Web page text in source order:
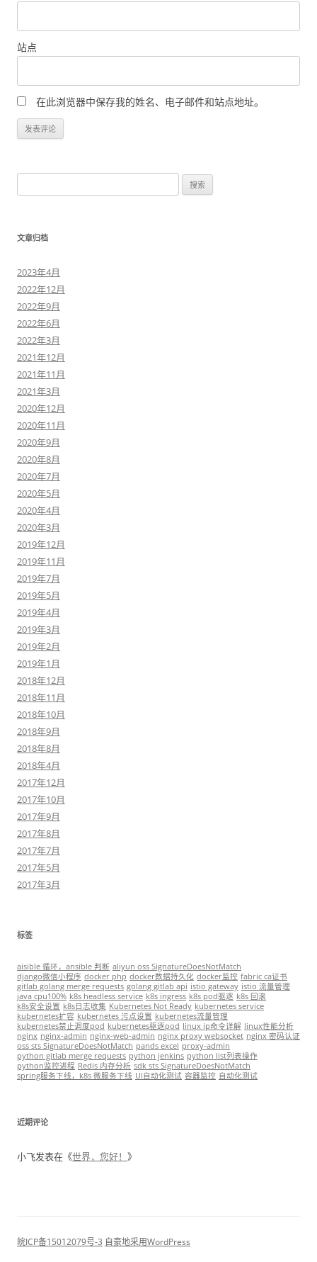
站点
在此浏览器中保存我的姓名、电子邮件和站点地址。
索
文章归档
2023年4月
2022年12月
2022年9月
2022年6月
2022年3月
2021年12月
2021年11月
2021年3月
2020年12月
2020年11月
2020年9月
2020年8月
2020年7月
2020年5月
2020年4月
2020年3月
2019年12月
2019年11月
2019年7月
2019年5月
2019年4月
2019年3月
2019年2月
2019年1月
2018年12月
2018年11月
2018年10月
2018年9月
2018年8月
2018年4月
2017年12月
2017年10月
2017年9月
2017年8月
2017年7月
2017年5月
2017年3月
标签
aisible 循环，ansible 判断 aliyun oss SignatureDoesNotMatch
django微信小程序 docker php docker数据持久化 docker监控 fabric ca证书
gitlab golang merge requests golang gitlab api istio gateway istio 流量管理
java cpu100% k8s headless service k8s ingress k8s pod驱逐 k8s 回滚
k8s安全设置 k8s日志收集 Kubernetes Not Ready kubernetes service
kubernetes扩容 kubernetes 污点设置 kubernetes流量管理
kubernetes禁止调度pod kubernetes驱逐pod linux ip命令详解 linux性能分析
nginx nginx-admin nginx-web-admin nginx proxy websocket nginx 密码认证
oss sts SignatureDoesNotMatch pands excel proxy-admin
python gitlab merge requests python jenkins python list列表操作
python监控进程 Redis 内存分析 sdk sts SignatureDoesNotMatch
spring服务下线，k8s 微服务下线 UI自动化测试 容器监控 自动化测试
近期评论
小飞发表在《世界，您好！ 》
皖ICP备15012079号-3 自豪地采用WordPress